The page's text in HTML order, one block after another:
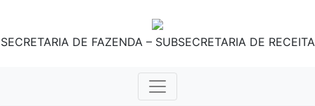
SECRETARIA DE FAZENDA – SUBSECRETARIA DE RECEITA